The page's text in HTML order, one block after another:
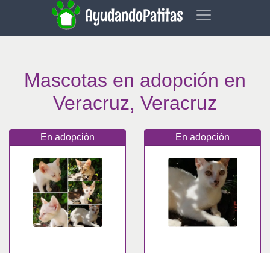
AyudandoPatitas
Mascotas en adopción en
Veracruz, Veracruz
En adopción En adopción